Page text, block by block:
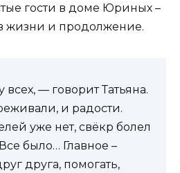
гости в доме Юриных –
жизни и продолжение.
всех, — говорит Татьяна.
и радости.
уже нет, свёкр болел
было… Главное –
друга, помогать,